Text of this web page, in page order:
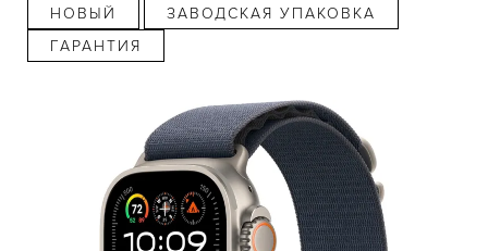
НОВЫЙ
ЗАВОДСКАЯ УПАКОВКА
ГАРАНТИЯ